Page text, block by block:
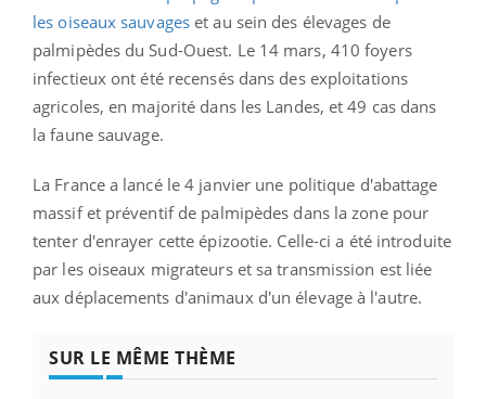
les oiseaux sauvages et au sein des élevages de
palmipèdes du Sud-Ouest. Le 14 mars, 410 foyers
infectieux ont été recensés dans des exploitations
agricoles, en majorité dans les Landes, et 49 cas dans
la faune sauvage.
La France a lancé le 4 janvier une politique d'abattage
massif et préventif de palmipèdes dans la zone pour
tenter d'enrayer cette épizootie. Celle-ci a été introduite
par les oiseaux migrateurs et sa transmission est liée
aux déplacements d'animaux d'un élevage à l'autre.
SUR LE MÊME THÈME